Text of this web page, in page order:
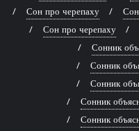
Сон про черепаху
Сон про черепаху
Сонник
Сонник
Сонник
Сонник
Сонник